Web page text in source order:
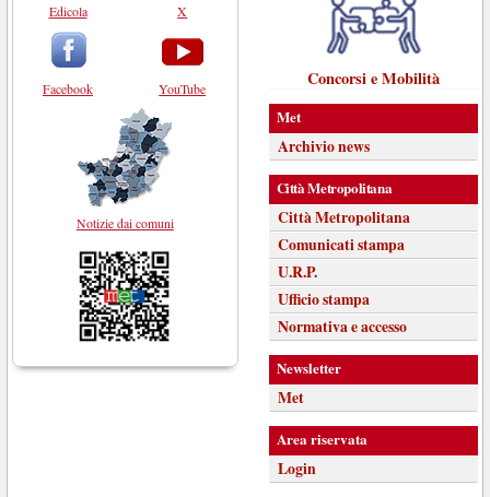
Edicola
Facebook
X
YouTube
Notizie dai comuni
Concorsi e Mobilità
Met
Archivio news
Città Metropolitana
Città Metropolitana
Comunicati stampa
U.R.P.
Ufficio stampa
Normativa e accesso
Newsletter
Met
Area riservata
Login